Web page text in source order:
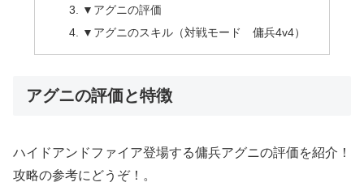
▼アグニの評価
▼アグニのスキル（対戦モード 傭兵4v4）
アグニの評価と特徴
ハイドアンドファイア登場する傭兵アグニの評価を紹介！
攻略の参考にどうぞ！。